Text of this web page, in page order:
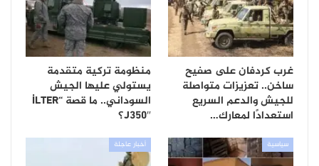
غرب كردفان على صفيح
ساخن.. تعزيزات متواصلة
للجيش والدعم السريع
استعدادًا لمعارك…
منظومة تركية متقدمة
يستولي عليها الجيش
السوداني.. ما قصة “İLTER
J350″؟
سياسية أخبار عاجلة